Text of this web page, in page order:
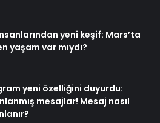
yeni keşif: Mars’ta
yaşam var mıydı?
yeni özelliğini duyurdu:
mesajlar! Mesaj nasıl